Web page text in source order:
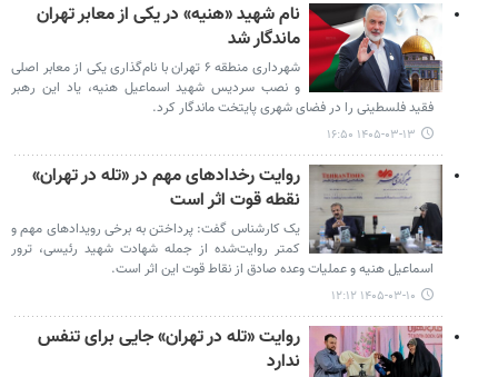
نام شهید «هنیه» در یکی از معابر تهران
ماندگار شد
شهرداری منطقه ۶ تهران با نام‌گذاری یکی از معابر اصلی
و نصب سردیس شهید اسماعیل هنیه، یاد این رهبر
فقید فلسطینی را در فضای شهری پایتخت ماندگار کرد.
۱۴۰۵-۰۳-۱۳ ۱۶:۵۰
روایت رخدادهای مهم در «تله در تهران»
نقطه قوت اثر است
یک کارشناس گفت: پرداختن به برخی رویدادهای مهم و
کمتر روایت‌شده از جمله شهادت شهید رئیسی، ترور
اسماعیل هنیه و عملیات وعده صادق از نقاط قوت این اثر است.
۱۴۰۵-۰۳-۱۰ ۱۲:۱۲
روایت «تله در تهران» جایی برای تنفس
ندارد